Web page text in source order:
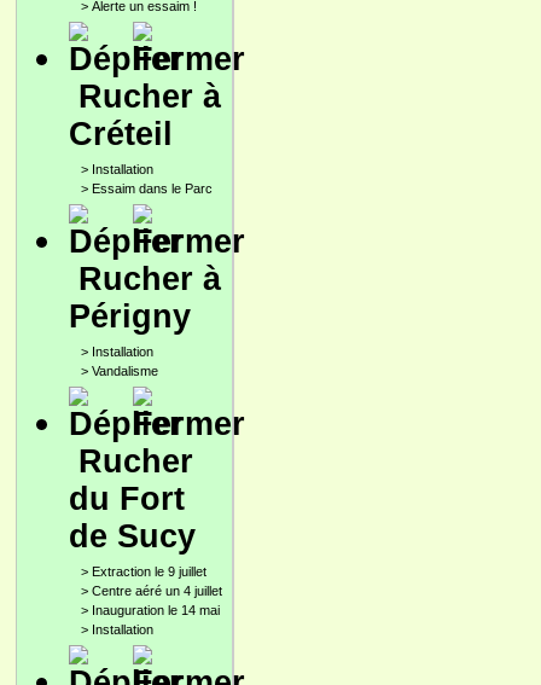
> Alerte un essaim !
Rucher à
Créteil
> Installation
> Essaim dans le Parc
Rucher à
Périgny
> Installation
> Vandalisme
Rucher
du Fort
de Sucy
> Extraction le 9 juillet
> Centre aéré un 4 juillet
> Inauguration le 14 mai
> Installation